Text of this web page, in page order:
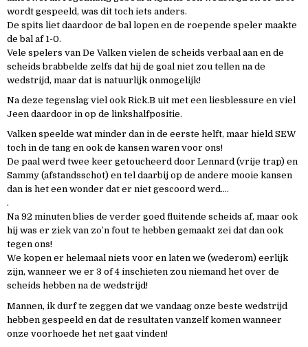
wordt gespeeld, was dit toch iets anders.
De spits liet daardoor de bal lopen en de roepende speler maakte
de bal af 1-0.
Vele spelers van De Valken vielen de scheids verbaal aan en de
scheids brabbelde zelfs dat hij de goal niet zou tellen na de
wedstrijd, maar dat is natuurlijk onmogelijk!
Na deze tegenslag viel ook Rick.B uit met een liesblessure en viel
Jeen daardoor in op de linkshalfpositie.
Valken speelde wat minder dan in de eerste helft, maar hield SEW
toch in de tang en ook de kansen waren voor ons!
De paal werd twee keer getoucheerd door Lennard (vrije trap) en
Sammy (afstandsschot) en tel daarbij op de andere mooie kansen
dan is het een wonder dat er niet gescoord werd….
.
Na 92 minuten blies de verder goed fluitende scheids af, maar ook
hij was er ziek van zo’n fout te hebben gemaakt zei dat dan ook
tegen ons!
We kopen er helemaal niets voor en laten we (wederom) eerlijk
zijn, wanneer we er 3 of 4 inschieten zou niemand het over de
scheids hebben na de wedstrijd!
Mannen, ik durf te zeggen dat we vandaag onze beste wedstrijd
hebben gespeeld en dat de resultaten vanzelf komen wanneer
onze voorhoede het net gaat vinden!